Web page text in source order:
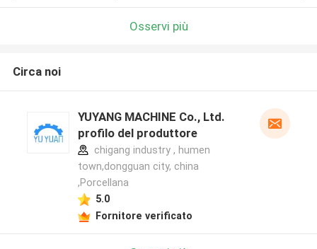
Osservi più
Circa noi
YUYANG MACHINE Co., Ltd.
profilo del produttore
chigang industry , humen
town,dongguan city, china
,Porcellana
5.0
Fornitore verificato